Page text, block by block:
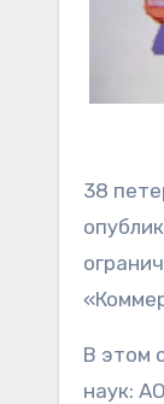
38
В этом
наук: